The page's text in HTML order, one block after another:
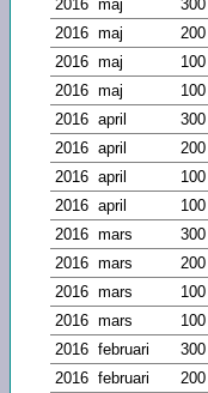
2016 maj
2016 maj
2016 maj
2016 maj
2016 april
2016 april
2016 april
2016 april
2016 mars
2016 mars
2016 mars
2016 mars
2016 februari
2016 februari